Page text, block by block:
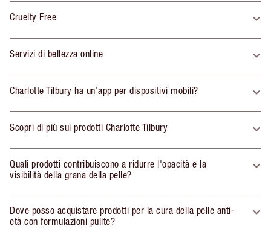
Cruelty Free
Servizi di bellezza online
Charlotte Tilbury ha un'app per dispositivi mobili?
Scopri di più sui prodotti Charlotte Tilbury
Quali prodotti contribuiscono a ridurre l'opacità e la
visibilità della grana della pelle?
Dove posso acquistare prodotti per la cura della pelle anti-
età con formulazioni pulite?